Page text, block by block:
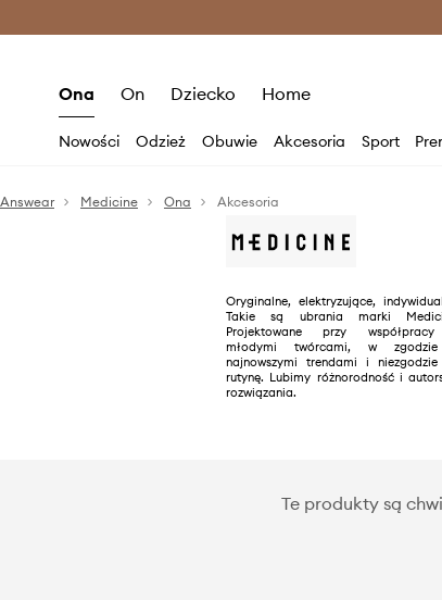
Ona On Dziecko Home
Nowości Odzież Obuwie Akcesoria Sport
Answear Medicine Ona Akcesoria
Oryginalne, elektryzujące,
Takie są ubrania marki
Projektowane przy
młodymi twórcami, w
najnowszymi trendami i
rutynę. Lubimy różnorodność i
rozwiązania.
Te produkty są